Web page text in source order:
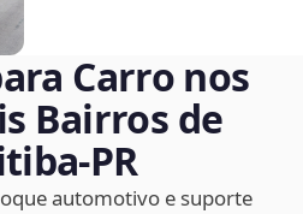
Carro nos
Bairros de
automotivo e suporte